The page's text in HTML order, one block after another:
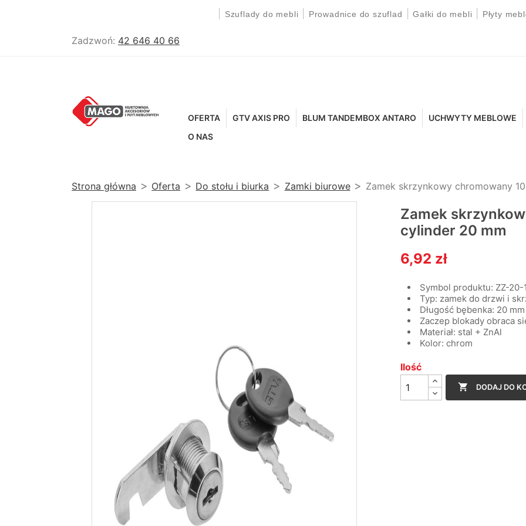
Szuflady do mebli Prowadnice do szuflad |Gałki do mebli Płyty
Zadzwoń: 42 646 40 66
OFERTA GTV AXIS PRO BLUM TANDEMBOX ANTARO UCHWYTY MEBLOWE
O NAS
Strona główna Oferta Do stołu i biurka Zamki biurowe Zamek skrzynkowy chromowany
Zamek
cylinder 20 mm
6,92 zł
Symbol produktu: ZZ-
Typ: zamek do drzwi i
Długość bębenka: 20 mm
Zaczep blokady obraca
Materiał: stal + ZnAl
Kolor: chrom
Ilość
 DODAJ DO